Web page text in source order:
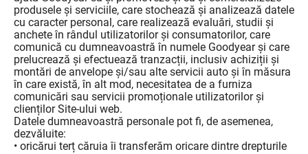
produsele și serviciile, care stochează și analizează datele
cu caracter personal, care realizează evaluări, studii și
anchete în rândul utilizatorilor și consumatorilor, care
comunică cu dumneavoastră în numele Goodyear și care
prelucrează și efectuează tranzacții, inclusiv achiziții și
montări de anvelope și/sau alte servicii auto și în măsura
în care există, în alt mod, necesitatea de a furniza
comunicări sau servicii promoționale utilizatorilor și
clienților Site-ului web.
Datele dumneavoastră personale pot fi, de asemenea,
dezvăluite:
• oricărui terț căruia îi transferăm oricare dintre drepturile